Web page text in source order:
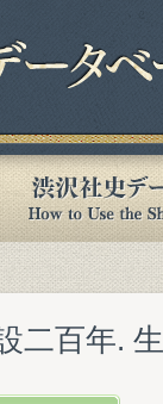
二百年.